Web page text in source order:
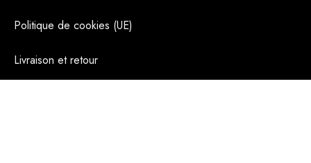
Politique de cookies (UE)
Livraison et retour